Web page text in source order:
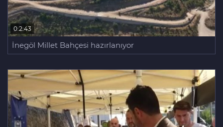
0:2:43
İnegöl Millet Bahçesi hazırlanıyor